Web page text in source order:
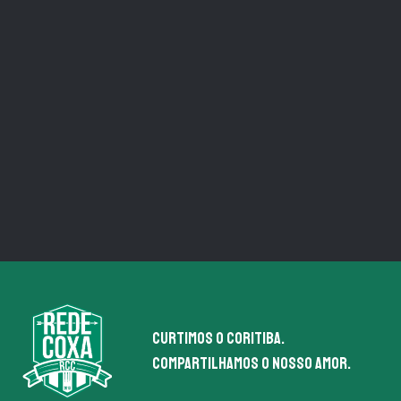
Curtimos o coritiba.
Compartilhamos o nosso amor.